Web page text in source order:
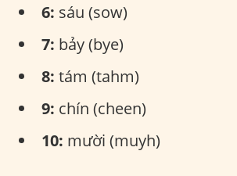
6: sáu (sow)
7: bảy (bye)
8: tám (tahm)
9: chín (cheen)
10: mười (muyh)